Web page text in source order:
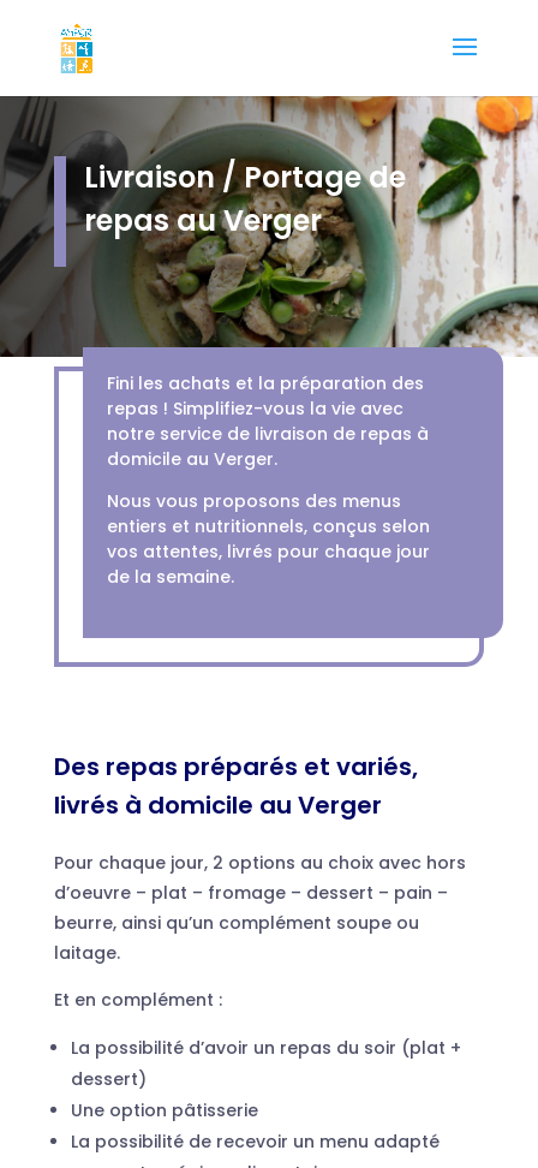
Livraison / Portage de
repas au Verger
Fini les achats et la préparation des
repas ! Simplifiez-vous la vie avec
notre service de livraison de repas à
domicile au Verger.
Nous vous proposons des menus
entiers et nutritionnels, conçus selon
vos attentes, livrés pour chaque jour
de la semaine.
Des repas préparés et variés,
livrés à domicile au Verger
Pour chaque jour, 2 options au choix avec hors
d’oeuvre – plat – fromage – dessert – pain –
beurre, ainsi qu’un complément soupe ou
laitage.
Et en complément :
La possibilité d’avoir un repas du soir (plat +
dessert)
Une option pâtisserie
La possibilité de recevoir un menu adapté